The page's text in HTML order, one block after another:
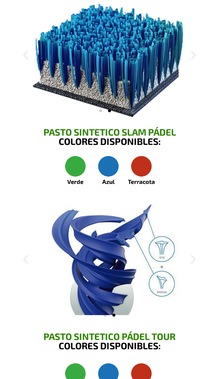
PASTO SINTETICO SLAM PÁDEL
COLORES DISPONIBLES:
PASTO SINTETICO PÁDEL TOUR
COLORES DISPONIBLES: